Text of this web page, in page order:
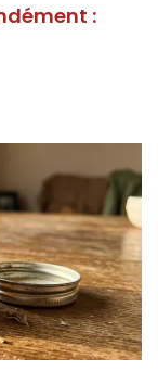
: